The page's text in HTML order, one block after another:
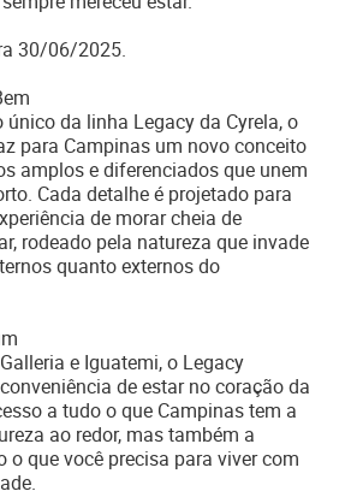
30/06/2025.
da linha Legacy da Cyrela, o
para Campinas um novo conceito
amplos e diferenciados que unem
Cada detalhe é projetado para
de morar cheia de
rodeado pela natureza que invade
quanto externos do
e Iguatemi, o Legacy
de estar no coração da
a tudo o que Campinas tem a
ao redor, mas também a
o que você precisa para viver com